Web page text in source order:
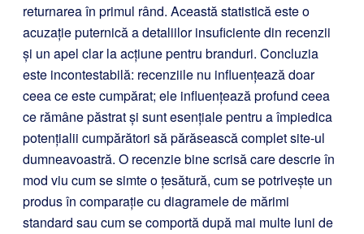
returnarea în primul rând. Această statistică este o
acuzație puternică a detaliilor insuficiente din recenzii
și un apel clar la acțiune pentru branduri. Concluzia
este incontestabilă: recenziile nu influențează doar
ceea ce este cumpărat; ele influențează profund ceea
ce rămâne păstrat și sunt esențiale pentru a împiedica
potențialii cumpărători să părăsească complet site-ul
dumneavoastră. O recenzie bine scrisă care descrie în
mod viu cum se simte o țesătură, cum se potrivește un
produs în comparație cu diagramele de mărimi
standard sau cum se comportă după mai multe luni de